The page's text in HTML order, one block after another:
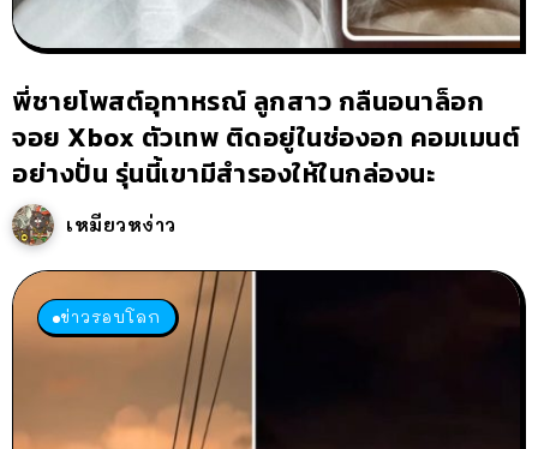
พี่ชายโพสต์อุทาหรณ์ ลูกสาว กลืนอนาล็อก
จอย Xbox ตัวเทพ ติดอยู่ในช่องอก คอมเมนต์
อย่างปั่น รุ่นนี้เขามีสำรองให้ในกล่องนะ
เหมียวหง่าว
ข่าวรอบโลก